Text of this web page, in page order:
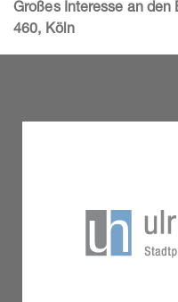
Großes Interesse an
460, Köln